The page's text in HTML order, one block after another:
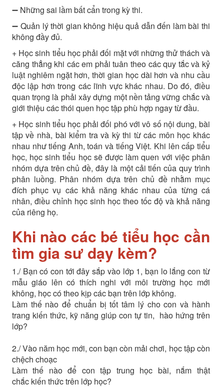
➖Những sai lầm bất cẩn trong kỳ thi.
➖ Quản lý thời gian không hiệu quả dẫn đến làm bài thi
không đầy đủ.
+ Học sinh tiểu học phải đối mặt với những thử thách và
căng thẳng khi các em phải tuân theo các quy tắc và kỷ
luật nghiêm ngặt hơn, thời gian học dài hơn và nhu cầu
độc lập hơn trong các lĩnh vực khác nhau. Do đó, điều
quan trọng là phải xây dựng một nền tảng vững chắc và
giới thiệu các thói quen học tập phù hợp ngay từ đầu.
+Học sinh tiểu học phải đối phó với vô số nội dung, bài
tập về nhà, bài kiểm tra và kỳ thi từ các môn học khác
nhau như tiếng Anh, toán và tiếng Việt. Khi lên cấp tiểu
học, học sinh tiểu học sẽ được làm quen với việc phân
nhóm dựa trên chủ đề, đây là một cải tiến của quy trình
phân luồng. Phân nhóm dựa trên chủ đề nhằm mục
đích phục vụ các khả năng khác nhau của từng cá
nhân, điều chỉnh học sinh học theo tốc độ và khả năng
của riêng họ.
Khi nào các bé tiểu học cần
tìm gia sư dạy kèm?
1./ Bạn có con tới đây sắp vào lớp 1, bạn lo lắng con từ
mẫu giáo lên có thích nghi với môi trường học mới
không, học có theo kịp các bạn trên lớp không.
Làm thế nào để chuẩn bị tốt tâm lý cho con và hành
trang kiến thức, kỹ năng giúp con tự tin, hào hứng trên
lớp?
2./ Vào năm học mới, con bạn còn mải chơi, học tập còn
chệch choạc
Làm thế nào để con tập trung học bài, nắm thật
chắc kiến thức trên lớp học?